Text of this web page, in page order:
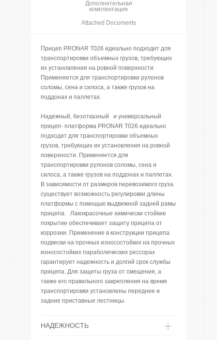
Дополнительная
комплектация
Attached Documents
Прицеп PRONAR T026 идеально подходит для
транспортировки объемных грузов, требующих
их установления на ровной поверхности.
Применяется для транспортировки рулонов
соломы, сена и силоса, а также грузов на
поддонах и паллетах.
Надежный, безотказный и универсальный
прицеп- платформа PRONAR T026 идеально
подходит для транспортировки объемных
грузов, требующих их установления на ровной
поверхности. Применяется для
транспортировки рулонов соломы, сена и
силоса, а также грузов на поддонах и паллетах.
В зависимости от размеров перевозимого груза
существует возможность регулировки длины
платформы с помощью выдвижной задней рамы
прицепа. Лакокрасочные химически стойкие
покрытие обеспечивает защиту прицепа от
коррозии. Применение в конструкции прицепа
подвески на прочных износостойких на прочных
износостойких параболических рессорах
гарантирует надежность и долгий срок службы
прицепа. Для защиты груза от смещения, а
также его правильного закрепления на время
транспортировки установлены передние и
задние приставные лестницы.
НАДЕЖНОСТЬ